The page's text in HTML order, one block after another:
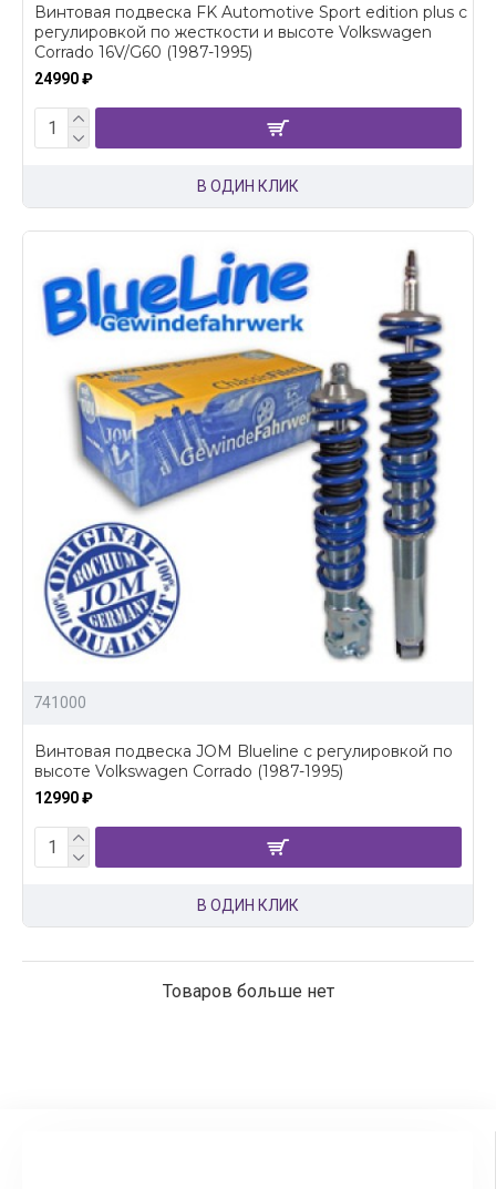
Винтовая подвеска FK Automotive Sport edition plus c
регулировкой по жесткости и высоте Volkswagen
Corrado 16V/G60 (1987-1995)
24990 ₽
В ОДИН КЛИК
741000
Винтовая подвеска JOM Blueline c регулировкой по
высоте Volkswagen Corrado (1987-1995)
12990 ₽
В ОДИН КЛИК
Товаров больше нет